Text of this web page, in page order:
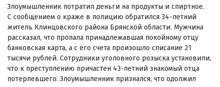
Злоумышленник потратил деньги на продукты и спиртное.
С сообщением о краже в полицию обратился 34-летний
житель Клинцовского района Брянской области. Мужчина
рассказал, что пропала принадлежавшая покойному отцу
банковская карта, а с его счета произошло списание 21
тысячи рублей. Сотрудники уголовного розыска установили,
что к преступлению причастен 43-летний знакомый отца
потерпевшего. Злоумышленник признался, что одолжил